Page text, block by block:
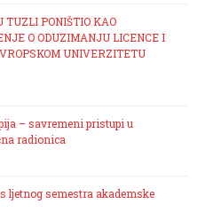
TUZLI PONIŠTIO KAO
O ODUZIMANJU LICENCE I
UNIVERZITETU
– savremeni pristupi u
radionica
ljetnog semestra akademske